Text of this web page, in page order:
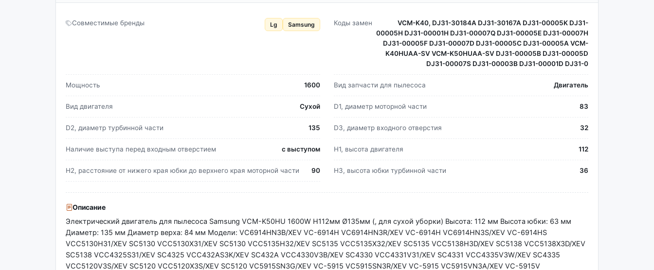
Совместимые бренды Lg Samsung Коды замен
VCM-K40, DJ31-30184A DJ31-30167A DJ31-00005K DJ31-
00005H DJ31-00001H DJ31-00007Q DJ31-00005E DJ31-00007H
DJ31-00005F DJ31-00007D DJ31-00005C DJ31-00005A VCM-
K40HUAA-SV VCM-K50HUAA-SV DJ31-00005B DJ31-00005D
DJ31-00007S DJ31-00003B DJ31-00001D DJ31-0
Мощность 1600 Вид запчасти для пылесоса Двигатель
Вид двигателя Сухой D1, диаметр моторной части 83
D2, диаметр турбинной части 135 D3, диаметр входного отверстия 32
Наличие выступа перед входным отверстием с выступом H1, высота двигателя 112
H2, расстояние от нижего края юбки до верхнего края моторной части 90 H3, высота юбки турбинной части 36
Описание
Электрический двигатель для пылесоса Samsung VCM-K50HU 1600W H112мм Ø135мм (, для сухой уборки) Высота: 112 мм Высота юбки: 63 мм
Диаметр: 135 мм Диаметр верха: 84 мм Модели: VC6914HN3B/XEV VC-6914H VC6914HN3R/XEV VC-6914H VC6914HN3S/XEV VC-6914HS
VCC5130H31/XEV SC5130 VCC5130X31/XEV SC5130 VCC5135H32/XEV SC5135 VCC5135X32/XEV SC5135 VCC5138H3D/XEV SC5138 VCC5138X3D/XEV
SC5138 VCC4325S31/XEV SC4325 VCC432AS3K/XEV SC432A VCC4330V3B/XEV SC4330 VCC4331V31/XEV SC4331 VCC4335V3W/XEV SC4335
VCC5120V3S/XEV SC5120 VCC5120X3S/XEV SC5120 VC5915SN3G/XEV VC-5915 VC5915SN3R/XEV VC-5915 VC5915VN3A/XEV VC-5915V